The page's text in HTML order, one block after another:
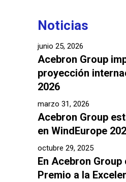
Noticias
junio 25, 2026
Acebron Group
proyección
2026
marzo 31, 2026
Acebron Group
en WindEurope
octubre 29, 2025
En Acebron Group
Premio a la